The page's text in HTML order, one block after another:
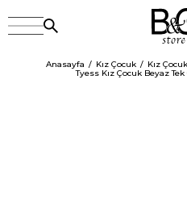
Anasayfa Kız Çocuk Kız
Tyess Kız Çocuk Beyaz